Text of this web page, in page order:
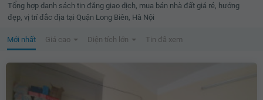
Tổng hợp danh sách tin đăng giao dịch, mua bán nhà đất giá rẻ, hướng
đẹp, vị trí đắc địa tại Quận Long Biên, Hà Nội
Mới nhất Giá cao Diện tích lớn Tin đã xem